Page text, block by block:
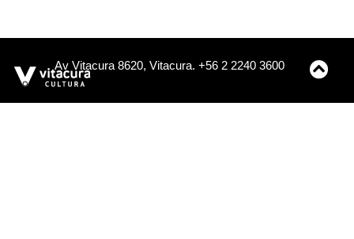
Av Vitacura 8620, Vitacura. +56 2 2240 3600